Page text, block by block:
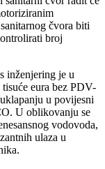
čvora biti
broj
inženjering je u
eura bez PDV-
u povijesni
U oblikovanju se
vodovoda,
ulaza u